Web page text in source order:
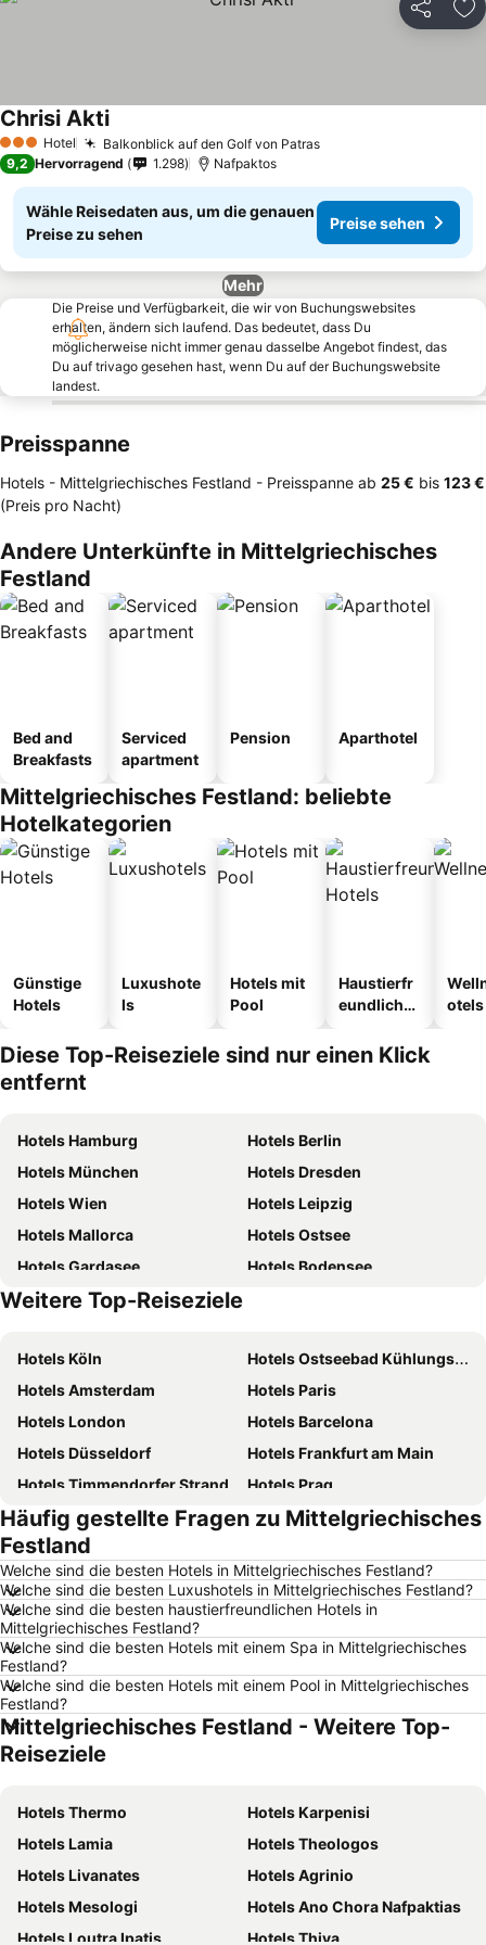
Teilen
3 SterneHotel Balkonblick auf den Golf von Patras
Chrisi Akti
9,2 Hervorragend 1.298 Nafpaktos
Wähle Reisedaten aus, um die genauen
Preise zu sehen
Preise sehen
Mehr
Die Preise und Verfügbarkeit, die wir von Buchungswebsites
erhalten, ändern sich laufend. Das bedeutet, dass Du
möglicherweise nicht immer genau dasselbe Angebot findest, das
Du auf trivago gesehen hast, wenn Du auf der Buchungswebsite
landest.
Preisspanne
Hotels - Mittelgriechisches Festland - Preisspanne ab ‎25 € bis ‎123 €
(Preis pro Nacht)
Andere Unterkünfte in Mittelgriechisches
Festland
Bed and
Breakfasts
Serviced
apartment
Pension Aparthotel
Mittelgriechisches Festland: beliebte
Hotelkategorien
Günstige
Hotels
Luxushote
ls
Hotels mit
Pool
Haustierfr
eundliche
otels
Diese Top-Reiseziele sind nur einen Klick
entfernt
Hotels Hamburg
Hotels Berlin
Hotels München
Hotels Dresden
Hotels Wien
Hotels Leipzig
Hotels Mallorca
Hotels Ostsee
Hotels Gardasee
Hotels Bodensee
Hotels Österreich
Weitere Top-Reiseziele
Hotels Köln
Hotels Ostseebad Kühlungsborn
Hotels Amsterdam
Hotels Paris
Hotels London
Hotels Barcelona
Hotels Düsseldorf
Hotels Frankfurt am Main
Hotels Timmendorfer Strand
Hotels Prag
Hotels Playa de Palma
Hotels Nürnberg
Hotels Bremen
Hotels Rostock
Hotels Swinemünde
Hotels Rom
Hotels New York
Hotels Hannover
Hotels Deutschland
Hotels Sylt
Hotels Usedom
Hotels Nordsee
Hotels Italien
Hotels Kroatien
Hotels Griechenland
Häufig gestellte Fragen zu Mittelgriechisches
Festland
Welche sind die besten Hotels in Mittelgriechisches Festland?
Welche sind die besten Luxushotels in Mittelgriechisches Festland?
Welche sind die besten haustierfreundlichen Hotels in
Mittelgriechisches Festland?
Welche sind die besten Hotels mit einem Spa in Mittelgriechisches
Festland?
Welche sind die besten Hotels mit einem Pool in Mittelgriechisches
Festland?
Mittelgriechisches Festland - Weitere Top-
Reiseziele
Hotels Thermo
Hotels Karpenisi
Hotels Lamia
Hotels Theologos
Hotels Livanates
Hotels Agrinio
Hotels Mesologi
Hotels Ano Chora Nafpaktias
Hotels Loutra Ipatis
Hotels Thiva